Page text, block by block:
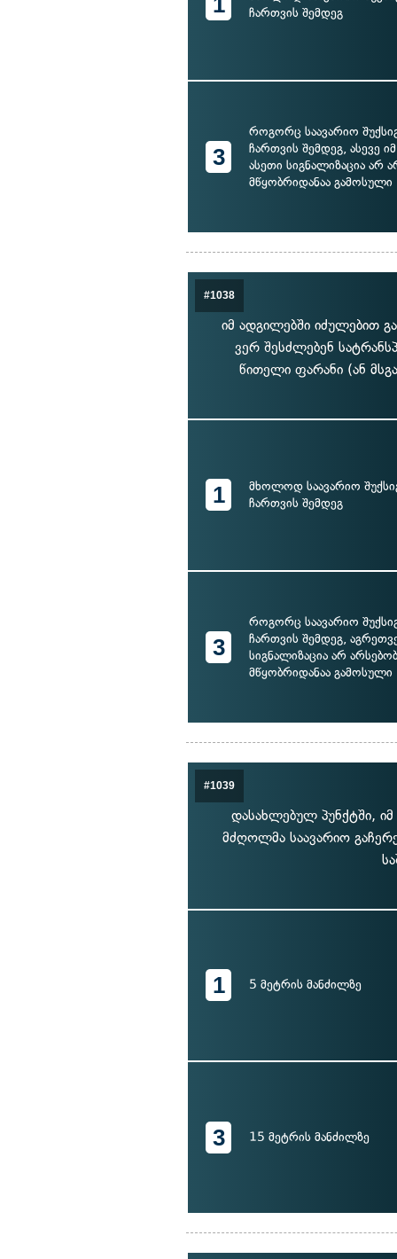
ჩართვის შემდეგ
3
როგორც საავარიო
ჩართვის შემდეგ, ასევე
ასეთი სიგნალიზაცია არ
მწყობრიდანაა გამოსული
#1038
იმ ადგილებში იძულებით
ვერ შესძლებენ
წითელი ფარანი (ან
1
მხოლოდ საავარიო
ჩართვის შემდეგ
3
როგორც საავარიო
ჩართვის შემდეგ,
სიგნალიზაცია არ
მწყობრიდანაა გამოსული
#1039
დასახლებულ პუნქტში,
მძღოლმა საავარიო
1 5 მეტრის მანძილზე
3 15 მეტრის მანძილზე